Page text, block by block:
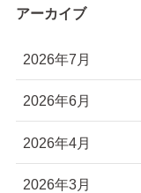
アーカイブ
2026年7月
2026年6月
2026年4月
2026年3月